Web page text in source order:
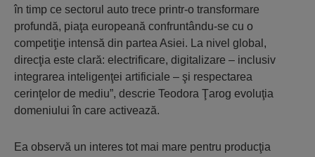
în timp ce sectorul auto trece printr-o transformare
profundă, piaţa europeană confruntându-se cu o
competiţie intensă din partea Asiei. La nivel global,
direcţia este clară: electrificare, digitalizare – inclusiv
integrarea inteligenţei artificiale – şi respectarea
cerinţelor de mediu”, descrie Teodora Ţarog evoluţia
domeniului în care activează.
Ea observă un interes tot mai mare pentru producţia